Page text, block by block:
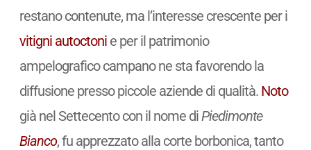
restano contenute, ma l’interesse crescente per i
vitigni autoctonie per il patrimonio
ampelografico campano ne sta favorendo la
diffusione presso piccole aziende di qualità. Noto
già nel Settecento con il nome diPiedimonte
Bianco, fu apprezzato alla corte borbonica, tanto